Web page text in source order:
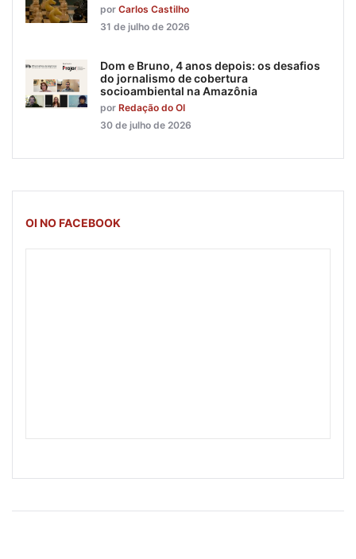
por Carlos Castilho
31 de julho de 2026
Dom e Bruno, 4 anos depois: os desafios
do jornalismo de cobertura
socioambiental na Amazônia
por Redação do OI
30 de julho de 2026
OI NO FACEBOOK